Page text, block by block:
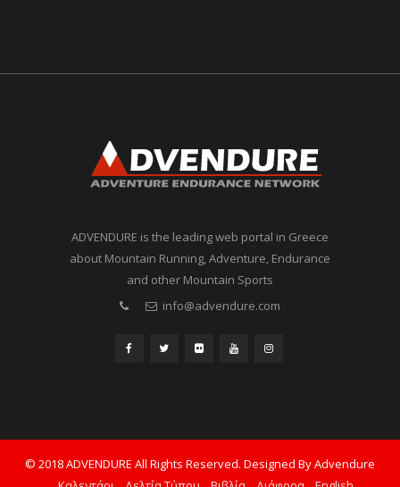
ADVENDURE is the leading web portal in Greece
about Mountain Running, Adventure, Endurance
and other Mountain Sports
info@advendure.com
© 2018 ADVENDURE All Rights Reserved. Designed By Advendure